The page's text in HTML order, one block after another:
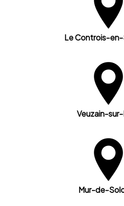
Le Controis-
Veuzain-
Mur-de-